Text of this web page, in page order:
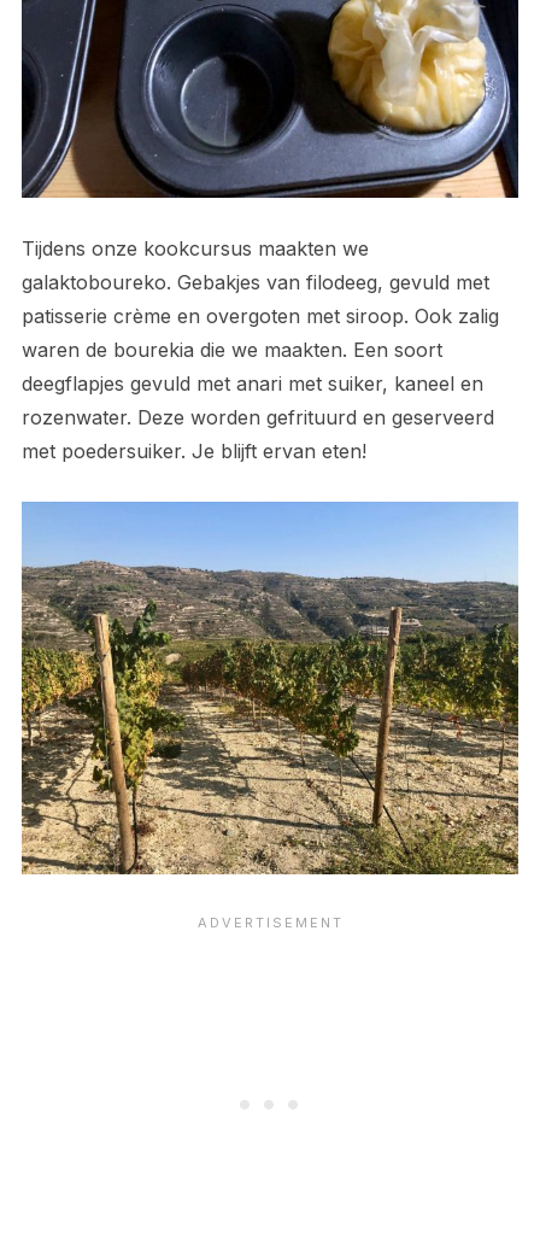
Tijdens onze kookcursus maakten we
galaktoboureko. Gebakjes van filodeeg, gevuld met
patisserie crème en overgoten met siroop. Ook zalig
waren de bourekia die we maakten. Een soort
deegflapjes gevuld met anari met suiker, kaneel en
rozenwater. Deze worden gefrituurd en geserveerd
met poedersuiker. Je blijft ervan eten!